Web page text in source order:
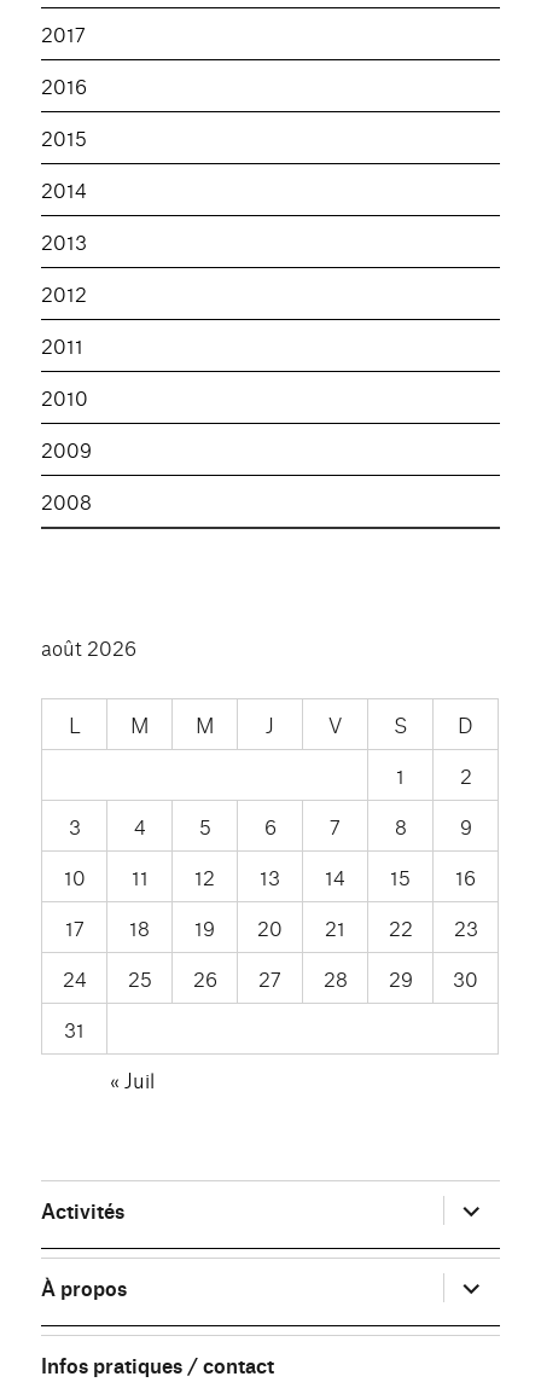
2017
2016
2015
2014
2013
2012
2011
2010
2009
2008
août 2026
L M M J V S
D
1
2
3
4 5 6 7 8
9
10
11 12 13 14 15
16
17
18 19 20 21 22
23
24
25 26 27 28 29
30
31
« Juil
Activités ouvrir
le
sous-
menu
À propos
ouvrir
le
sous-
menu
Infos pratiques / contact